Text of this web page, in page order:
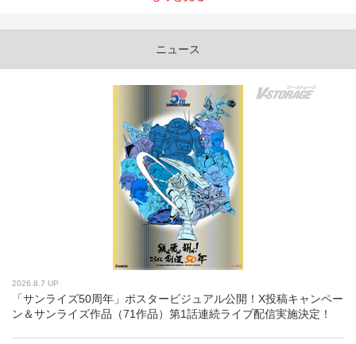
ニュース
2026.8.7 UP
「サンライズ50周年」ポスタービジュアル公開！X投稿キャンペー
ン＆サンライズ作品（71作品）第1話連続ライブ配信実施決定！